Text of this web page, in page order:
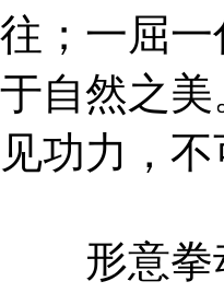
往；一屈
于自然之
见功力，
形意拳动